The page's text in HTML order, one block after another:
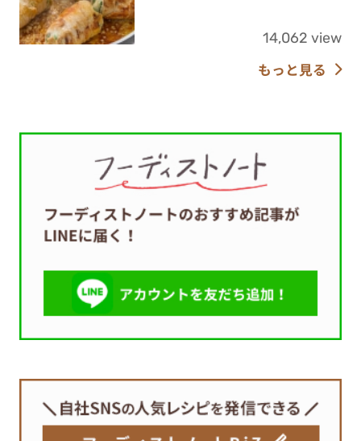
14,062 view
もっと見る